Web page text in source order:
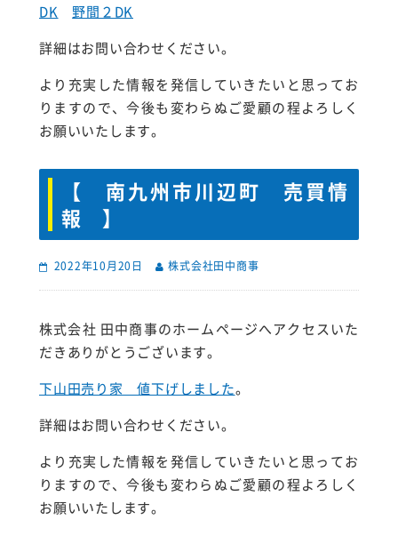
DK
野間２DK
詳細はお問い合わせください。
より充実した情報を発信していきたいと思ってお
りますので、今後も変わらぬご愛顧の程よろしく
お願いいたします。
【 南九州市川辺町 売買情
報 】
2022年10月20日 株式会社田中商事
株式会社 田中商事のホームページへアクセスいた
だきありがとうございます。
下山田売り家 値下げしました。
詳細はお問い合わせください。
より充実した情報を発信していきたいと思ってお
りますので、今後も変わらぬご愛顧の程よろしく
お願いいたします。